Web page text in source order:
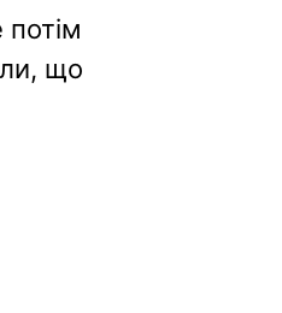
потім
що